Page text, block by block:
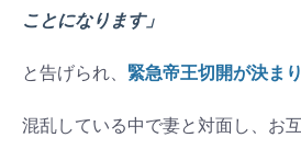
ことになります」
と告げられ、 緊急帝王切開が決ま
混乱している中で妻と対面し、お